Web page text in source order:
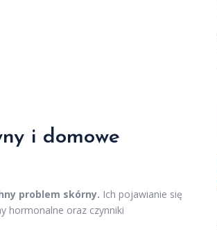
i domowe
problem skórny. Ich pojawianie się
hormonalne oraz czynniki